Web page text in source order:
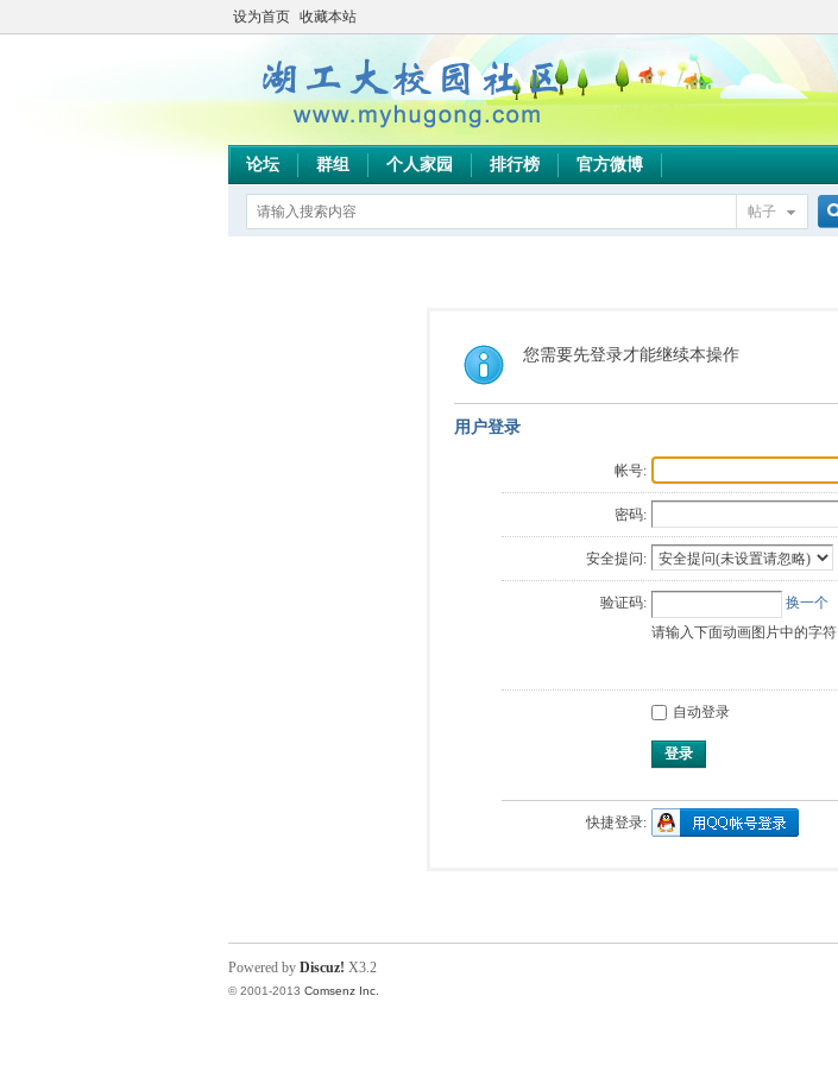
设为首页 收藏本站
论坛 群组 个人家园 排行榜 官方微博
帖子
您需要先登录才能继续本操作
用户登录
帐号:
密码:
安全提问:
验证码:
换一个
请输入下面动画图片中的字符
自动登录
登录
快捷登录:
Powered by Discuz! X3.2
© 2001-2013 Comsenz Inc.